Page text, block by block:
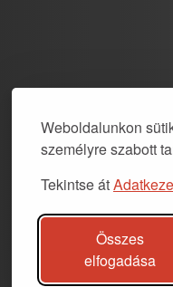
Weboldalunkon
személyre szabott
Tekintse át
Összes
elfogadása